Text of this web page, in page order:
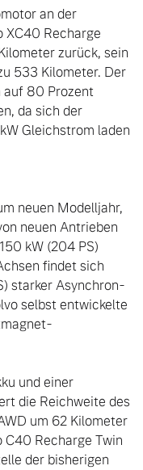
an der
XC40 Recharge
zurück, sein
533 Kilometer. Der
auf 80 Prozent
da sich der
Gleichstrom laden
neuen Modelljahr,
neuen Antrieben
kW (204 PS)
findet sich
starker Asynchron-
selbst entwickelte
die Reichweite des
um 62 Kilometer
Recharge Twin
der bisherigen